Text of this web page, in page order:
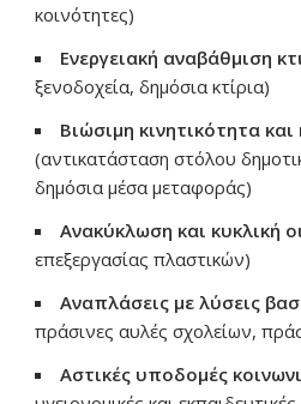
κοινότητες)
Ενεργειακή αναβάθμιση
ξενοδοχεία, δημόσια κτίρια)
Βιώσιμη κινητικότητα
(αντικατάσταση στόλου
δημόσια μέσα μεταφοράς)
Ανακύκλωση και κυκλική
επεξεργασίας πλαστικών)
Αναπλάσεις με λύσεις
πράσινες αυλές σχολείων,
Αστικές υποδομές